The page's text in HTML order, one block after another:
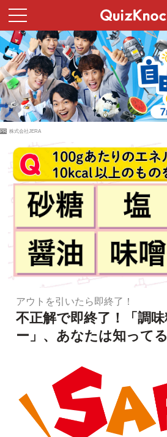
PR 株式会社JERA
アウトを引いたら即終了！
不正解で即終了！「調
ー」、あなたは知って